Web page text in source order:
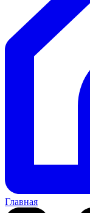
Главная